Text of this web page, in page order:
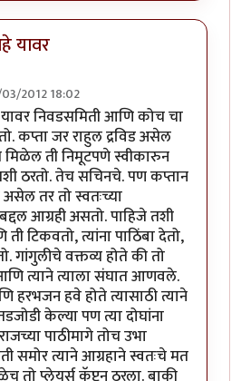
यावर
2012 18:02
रोल ?byचौकटराजा
निवडसमिती आणि कोच चा
कप्ता जर राहुल द्रविड असेल
मिळेल ती निमूटपणे स्वीकारुन
ठरतो. तेच सचिनचे. पण कप्तान
तर तो स्वतःच्या
आग्रही असतो. पाहिजे तशी
टिकवतो, त्यांना पाठिंबा देतो,
गांगुलीचे वक्तव्य होते की तो
त्याने त्याला संघात आणवले.
हरभजन हवे होते त्यासाठी त्याने
केल्या पण त्या दोघांना
पाठीमागे तोच उभा
समोर त्याने आग्रहाने स्वतःचे मत